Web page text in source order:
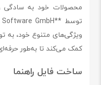
محصولات خود به سادگی و
ویژگی‌های متنوع خود، به
کمک می‌کند تا به‌طور
ساخت فایل راهنما